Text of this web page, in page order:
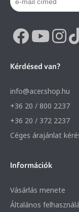
Kérdésed van?
info@acer.shop.hu
+36 20 / 800 2237
+36 20 / 372 2237
Céges árajánlat
Információk
Vásárlás menete
Általános